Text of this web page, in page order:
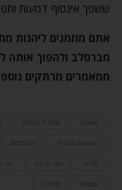
ששפך אינסוף דמעות
אתם מוזמנים ליהנות
מברסלב ולהפוך אותה
ממאמרים מרתקים נוספים
אמונת חכמים
השגחה פרטית התבודדות
רבי
שמחה תפילה